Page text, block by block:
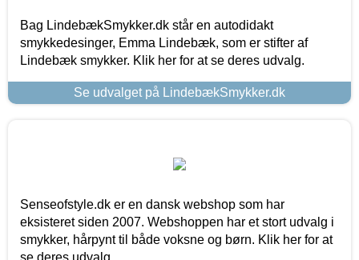
Bag LindebækSmykker.dk står en autodidakt
smykkedesinger, Emma Lindebæk, som er stifter af
Lindebæk smykker. Klik her for at se deres udvalg.
Se udvalget på LindebækSmykker.dk
Senseofstyle.dk er en dansk webshop som har
eksisteret siden 2007. Webshoppen har et stort udvalg i
smykker, hårpynt til både voksne og børn. Klik her for at
se deres udvalg.